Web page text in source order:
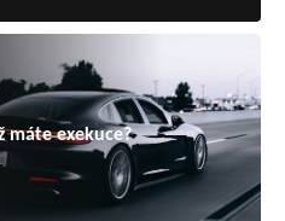
máte exekuce?